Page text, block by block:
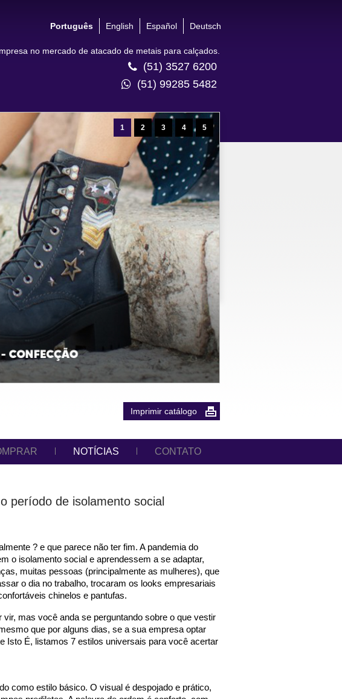
Português English Español Deutsch
no mercado de atacado de metais para calçados.
(51) 3527 6200
(51) 99285 5482
1 2 3 4 5
Imprimir catálogo
NOTÍCIAS CONTATO
período de isolamento social
? e que parece não ter fim. A pandemia do
o isolamento social e aprendessem a se adaptar,
muitas pessoas (principalmente as mulheres), que
o dia no trabalho, trocaram os looks empresariais
chinelos e pantufas.
mas você anda se perguntando sobre o que vestir
que por alguns dias, se a sua empresa optar
Isto É, listamos 7 estilos universais para você acertar
como estilo básico. O visual é despojado e prático,